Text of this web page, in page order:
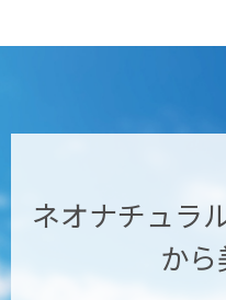
ネオナチュラ
か